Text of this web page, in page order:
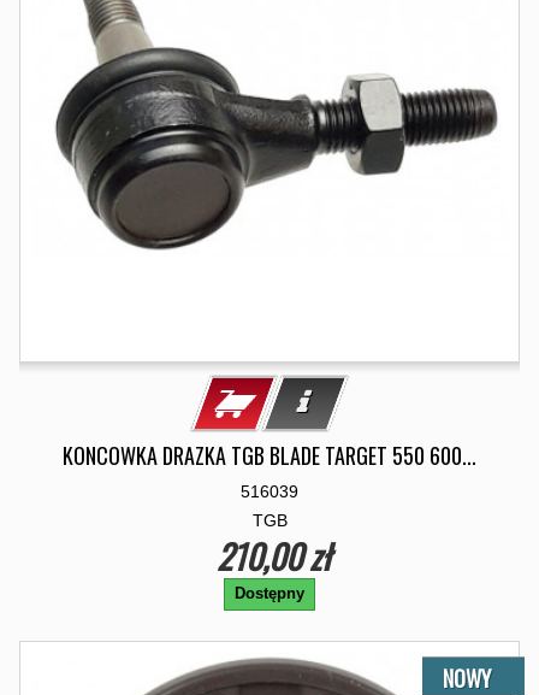
KONCOWKA DRAZKA TGB BLADE TARGET 550 600...
516039
TGB
210,00 zł
Dostępny
NOWY